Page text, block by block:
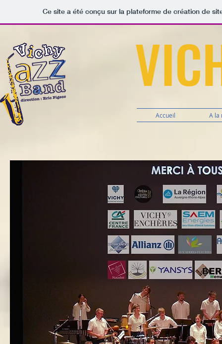
Ce site a été conçu sur la plateforme de création de
Accueil A la